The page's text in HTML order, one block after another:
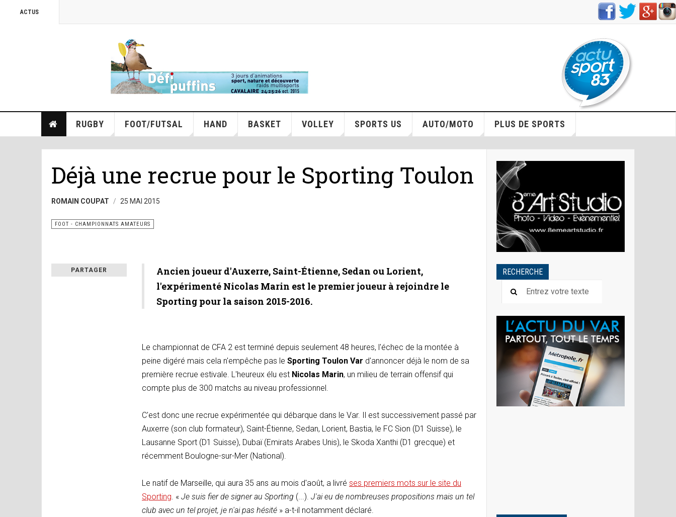
ACTUS
RUGBY FOOT/FUTSAL HAND BASKET VOLLEY SPORTS US AUTO/MOTO PLUS DE SPORTS
Déjà une recrue pour le Sporting Toulon
ROMAIN COUPAT 25 MAI 2015
FOOT - CHAMPIONNATS AMATEURS
PARTAGER
Ancien joueur d'Auxerre, Saint-Étienne, Sedan ou Lorient,
l'expérimenté Nicolas Marin est le premier joueur à rejoindre le
Sporting pour la saison 2015-2016.
Le championnat de CFA 2 est terminé depuis seulement 48 heures, l'échec de la montée à
peine digéré mais cela n'empêche pas le Sporting Toulon Var d'annoncer déjà le nom de sa
première recrue estivale. L'heureux élu est Nicolas Marin, un milieu de terrain offensif qui
compte plus de 300 matchs au niveau professionnel.
C'est donc une recrue expérimentée qui débarque dans le Var. Il est successivement passé par
Auxerre (son club formateur), Saint-Étienne, Sedan, Lorient, Bastia, le FC Sion (D1 Suisse), le
Lausanne Sport (D1 Suisse), Dubaï (Emirats Arabes Unis), le Skoda Xanthi (D1 grecque) et
récemment Boulogne-sur-Mer (National).
Le natif de Marseille, qui aura 35 ans au mois d'août, a livré ses premiers mots sur le site du
Sporting. « Je suis fier de signer au Sporting (...). J'ai eu de nombreuses propositions mais un tel
club avec un tel projet, je n'ai pas hésité » a-t-il notamment déclaré.
RECHERCHE